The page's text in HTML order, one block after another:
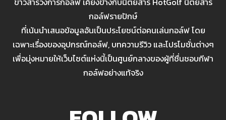
กอล์ฟรายปักษ์
ที่เน้นนำเสนอข้อมูลอันเป็นประโยชน์ต่อคนเล่นกอล์ฟ โดย
เฉพาะเรื่องของอุปกรณ์กอล์ฟ, บทความรีวิว และโปรโมชั่นต่างๆ
เพื่อมุ่งหมายให้เว็บไซต์แห่งนี้เป็นศูนย์กลางของผู้ที่ชื่นชอบกีฬา
กอล์ฟอย่างแท้จริง